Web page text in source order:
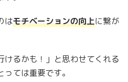
はモチベーションの向上に繋が
けるかも！」と思わせてくれる
ては重要です。